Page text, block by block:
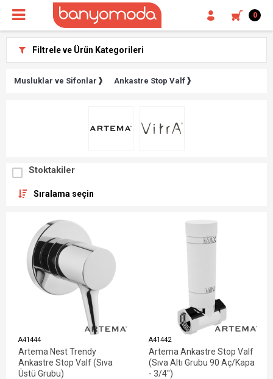
0
Filtrele ve Ürün Kategorileri
Musluklar ve Sifonlar Ankastre Stop Valf
Stoktakiler
Sıralama seçin
A41444
Artema Nest Trendy
Ankastre Stop Valf (Sıva
Üstü Grubu)
A41442
Artema Ankastre Stop Valf
(Sıva Altı Grubu 90 Aç/Kapa
- 3/4")